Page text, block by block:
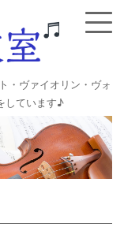
・ヴァイオリン・ヴォ
しています♪